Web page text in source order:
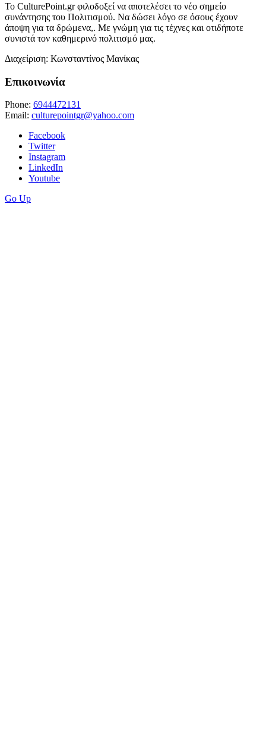
Το CulturePoint.gr φιλοδοξεί να αποτελέσει το νέο σημείο
συνάντησης του Πολιτισμού. Να δώσει λόγο σε όσους έχουν
άποψη για τα δρώμενα,. Με γνώμη για τις τέχνες και οτιδήποτε
συνιστά τον καθημερινό πολιτισμό μας.
Διαχείριση: Κωνσταντίνος Μανίκας
Επικοινωνία
Phone: 6944472131
Email: culturepointgr@yahoo.com
Facebook
Twitter
Instagram
LinkedIn
Youtube
Go Up